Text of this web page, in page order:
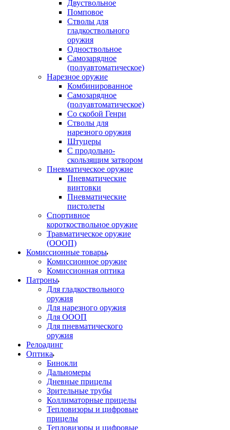
Двуствольное
Помповое
Стволы для
гладкоствольного
оружия
Одноствольное
Самозарядное
(полуавтоматическое)
Нарезное оружие
Комбинированное
Самозарядное
(полуавтоматическое)
Со скобой Генри
Стволы для
нарезного оружия
Штуцеры
С продольно-
скользящим затвором
Пневматическое оружие
Пневматические
винтовки
Пневматические
пистолеты
Спортивное
короткоствольное оружие
Травматическое оружие
(ОООП)
Комиссионные товары
Комиссионное оружие
Комиссионная оптика
Патроны
Для гладкоствольного
оружия
Для нарезного оружия
Для ОООП
Для пневматического
оружия
Релоадинг
Оптика
Бинокли
Дальномеры
Дневные прицелы
Зрительные трубы
Коллиматорные прицелы
Тепловизоры и цифровые
прицелы
Тепловизоры и цифровые